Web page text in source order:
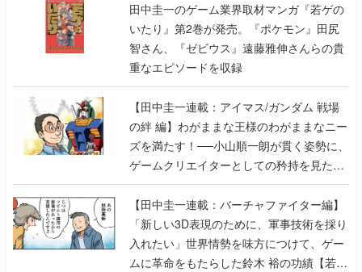
田中圭一のゲーム業界取材マンガ『若ゲの
いたり』第2巻が発売。『ポケモン』田尻
智さん、『ゼビウス』遠藤雅伸さんらの貴
重なエピソードを収録
【田中圭一連載：アイマス/ガンダム 戦場
の絆 編】わがままな王様のわがままなニー
ズを満たす！──小山順一朗が貫く姿勢に、
ゲームクリエイターとしての矜持を見た
【若ゲのいたり最終回】
【田中圭一連載：バーチャファイター編】
「新しい3D表現のために、軍事技術を採り
入れたい」世界情勢を味方につけて、ゲー
ムに革命をもたらした鈴木 裕の功績【若ゲ